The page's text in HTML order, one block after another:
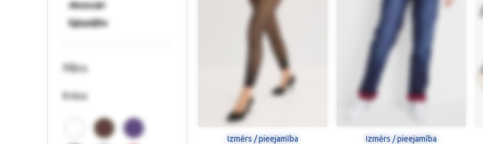
Aksesuāri
Ilgtspējība
Filtrs
Krāsa
Izmērs / pieejamība Izmērs / pieejamība